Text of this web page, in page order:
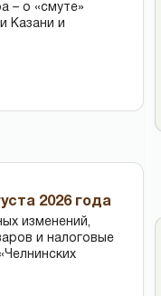
– о «смуте»
Казани и
2026 года
изменений,
и налоговые